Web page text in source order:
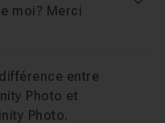
moi? Merci
entre
Photo et
Photo.